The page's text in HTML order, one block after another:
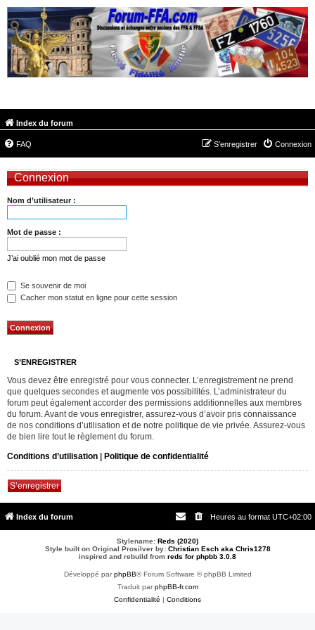
Index du forum
FAQ Connexion
S’enregistrer
Connexion
Nom d’utilisateur :
Mot de passe :
J’ai oublié mon mot de passe
Se souvenir de moi
Cacher mon statut en ligne pour cette session
S’ENREGISTRER
Vous devez être enregistré pour vous connecter. L’enregistrement ne prend
que quelques secondes et augmente vos possibilités. L’administrateur du
forum peut également accorder des permissions additionnelles aux membres
du forum. Avant de vous enregistrer, assurez-vous d’avoir pris connaissance
de nos conditions d’utilisation et de notre politique de vie privée. Assurez-vous
de bien lire tout le règlement du forum.
Conditions d’utilisation
Politique de confidentialité
S’enregistrer
Index du forum Heures au format UTC+02:00
Stylename: Reds (2020)
Style built on Original Prosilver by: Christian Esch aka Chris1278
inspired and rebuild from reds for phpbb 3.0.8
Développé parphpBB® Forum Software © phpBB Limited
Traduit parphpBB-fr.com
Confidentialité
Conditions